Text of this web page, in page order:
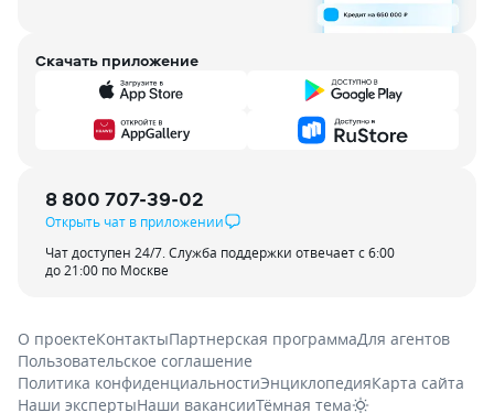
Скачать приложение
8 800 707-39-02
Открыть чат в приложении
Чат доступен 24/7. Служба поддержки отвечает с 6:00
до 21:00 по Москве
О проектеКонтактыПартнерская программаДля агентов
Пользовательское соглашение
Политика конфиденциальностиЭнциклопедияКарта сайта
Наши экспертыНаши вакансииТёмная тема